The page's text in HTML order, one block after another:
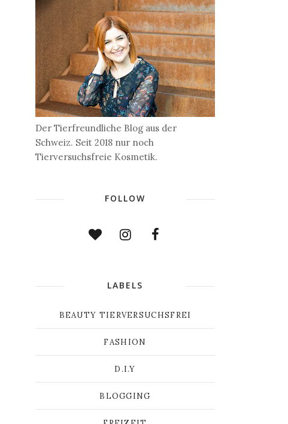
Der Tierfreundliche Blog aus der
Schweiz. Seit 2018 nur noch
Tierversuchsfreie Kosmetik.
FOLLOW
LABELS
BEAUTY TIERVERSUCHSFREI
FASHION
D.I.Y
BLOGGING